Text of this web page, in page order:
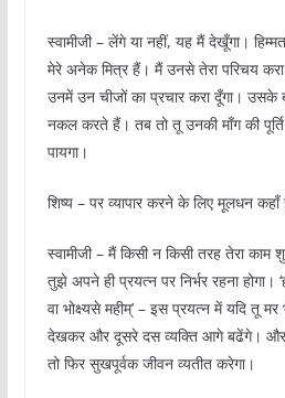
स्वामीजी – लेंगे या नहीं, यह मैं देखूँगा।
मेरे अनेक मित्र हैं। मैं उनसे तेरा परिचय
उनमें उन चीजों का प्रचार करा दूँगा। उसके
नकल करते हैं। तब तो तू उनकी माँग की
पायगा।
शिष्य – पर व्यापार करने के लिए मूलधन
स्वामीजी – मैं किसी न किसी तरह तेरा
तुझे अपने ही प्रयत्न पर निर्भर रहना होगा।
वा भोक्ष्यसे महीम्’ – इस प्रयत्न में यदि तू
देखकर और दूसरे दस व्यक्ति आगे बढेंगे। और
तो फिर सुखपूर्वक जीवन व्यतीत करेगा।